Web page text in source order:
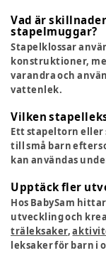
Vad är
stapelmuggar?
Stapelklossar
konstruktioner,
varandra och
vattenlek.
Vilken
Ett stapeltorn eller
till små barn
kan användas
Upptäck fler
Hos BabySam
utveckling och
träleksaker,
leksaker för barn i